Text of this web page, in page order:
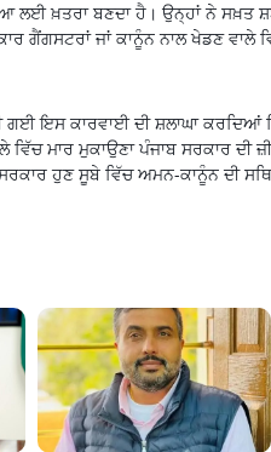
ਲਈ ਖ਼ਤਰਾ ਬਣਦਾ ਹੈ। ਉਨ੍ਹਾਂ ਨੇ ਸਖ਼ਤ
ਗੈਂਗਸਟਰਾਂ ਜਾਂ ਕਾਨੂੰਨ ਨਾਲ ਖੇਡਣ ਵਾਲੇ
ਗਈ ਇਸ ਕਾਰਵਾਈ ਦੀ ਸ਼ਲਾਘਾ
ਮਾਰ ਮੁਕਾਉਣਾ ਪੰਜਾਬ ਸਰਕਾਰ ਦੀ
ਸਰਕਾਰ ਹੁਣ ਸੂਬੇ ਵਿੱਚ ਅਮਨ-ਕਾਨੂੰਨ ਦੀ